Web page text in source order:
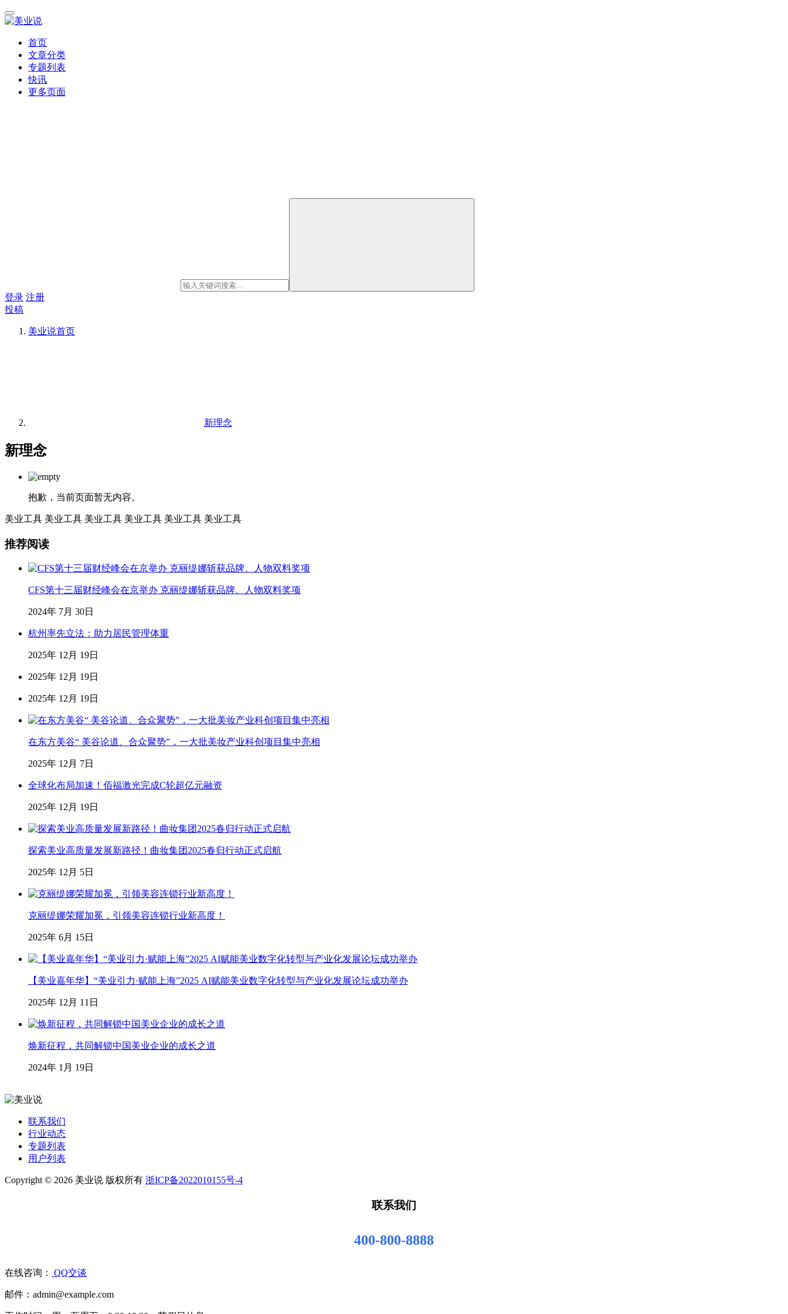
首页
文章分类
专题列表
快讯
更多页面
登录 注册
投稿
美业说首页
新理念
新理念
抱歉，当前页面暂无内容。
美业工具 美业工具 美业工具 美业工具 美业工具 美业工具
推荐阅读
CFS第十三届财经峰会在京举办 克丽缇娜斩获品牌、人物双料奖项
2024年 7月 30日
杭州率先立法：助力居民管理体重
2025年 12月 19日
2025年 12月 19日
2025年 12月 19日
在东方美谷“ 美谷论道、合众聚势”，一大批美妆产业科创项目集中亮相
2025年 12月 7日
全球化布局加速！佰福激光完成C轮超亿元融资
2025年 12月 19日
探索美业高质量发展新路径！曲妆集团2025春归行动正式启航
2025年 12月 5日
克丽缇娜荣耀加冕，引领美容连锁行业新高度！
2025年 6月 15日
【美业嘉年华】“美业引力·赋能上海”2025 AI赋能美业数字化转型与产业化发展论坛成功举办
2025年 12月 11日
焕新征程，共同解锁中国美业企业的成长之道
2024年 1月 19日
联系我们
行业动态
专题列表
用户列表
Copyright © 2026 美业说 版权所有 浙ICP备2022010155号-4
联系我们
400-800-8888
在线咨询： QQ交谈
邮件：admin@example.com